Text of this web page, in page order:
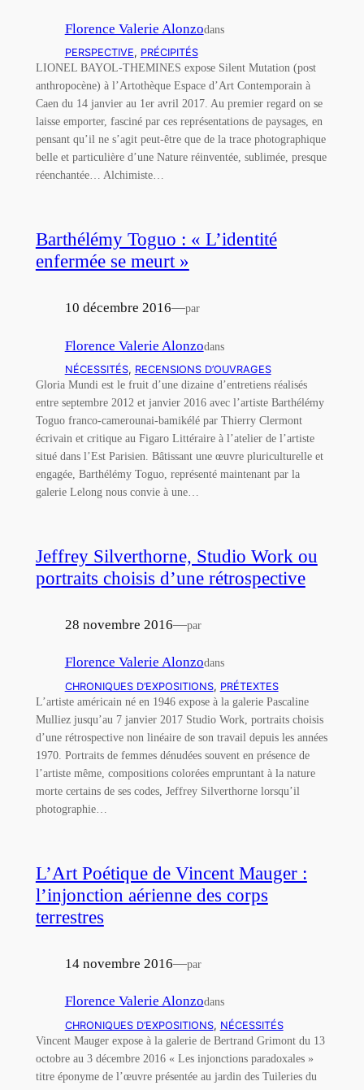
Florence Valerie Alonzodans
PERSPECTIVE, PRÉCIPITÉS
LIONEL BAYOL-THEMINES expose Silent Mutation (post
anthropocène) à l’Artothèque Espace d’Art Contemporain à
Caen du 14 janvier au 1er avril 2017. Au premier regard on se
laisse emporter, fasciné par ces représentations de paysages, en
pensant qu’il ne s’agit peut-être que de la trace photographique
belle et particulière d’une Nature réinventée, sublimée, presque
réenchantée… Alchimiste…
Barthélémy Toguo : « L’identité
enfermée se meurt »
10 décembre 2016—par
Florence Valerie Alonzodans
NÉCESSITÉS, RECENSIONS D’OUVRAGES
Gloria Mundi est le fruit d’une dizaine d’entretiens réalisés
entre septembre 2012 et janvier 2016 avec l’artiste Barthélémy
Toguo franco-camerounai-bamikélé par Thierry Clermont
écrivain et critique au Figaro Littéraire à l’atelier de l’artiste
situé dans l’Est Parisien. Bâtissant une œuvre pluriculturelle et
engagée, Barthélémy Toguo, représenté maintenant par la
galerie Lelong nous convie à une…
Jeffrey Silverthorne, Studio Work ou
portraits choisis d’une rétrospective
28 novembre 2016—par
Florence Valerie Alonzodans
CHRONIQUES D’EXPOSITIONS, PRÉTEXTES
L’artiste américain né en 1946 expose à la galerie Pascaline
Mulliez jusqu’au 7 janvier 2017 Studio Work, portraits choisis
d’une rétrospective non linéaire de son travail depuis les années
1970. Portraits de femmes dénudées souvent en présence de
l’artiste même, compositions colorées empruntant à la nature
morte certains de ses codes, Jeffrey Silverthorne lorsqu’il
photographie…
L’Art Poétique de Vincent Mauger :
l’injonction aérienne des corps
terrestres
14 novembre 2016—par
Florence Valerie Alonzodans
CHRONIQUES D’EXPOSITIONS, NÉCESSITÉS
Vincent Mauger expose à la galerie de Bertrand Grimont du 13
octobre au 3 décembre 2016 « Les injonctions paradoxales »
titre éponyme de l’œuvre présentée au jardin des Tuileries du